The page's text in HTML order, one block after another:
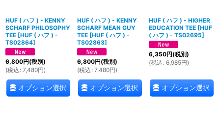
HUF ( ハフ ) - KENNY
SCHARF PHILOSOPHY
TEE [HUF ( ハフ ) -
TS02864]
6,800円(税別)
(税込 : 7,480円)
オプション選択
HUF ( ハフ ) - KENNY
SCHARF MEAN GUY
TEE [HUF ( ハフ ) -
TS02863]
6,800円(税別)
(税込 : 7,480円)
オプション選択
HUF ( ハフ ) - HIGHER
EDUCATION TEE [HUF
( ハフ ) - TS02695]
6,350円(税別)
(税込 : 6,985円)
オプション選択